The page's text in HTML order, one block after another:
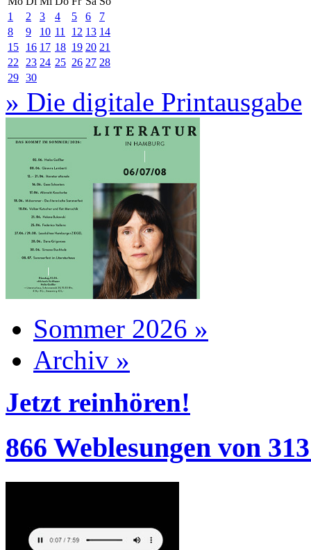
1
2 3 4 5 6
7
8
9 10 11 12 13 14
15
16 17 18 19 20 21
22
23 24 25 26 27 28
29 30
» Die digitale Printausgabe
Sommer 2026 »
Archiv »
Jetzt reinhören!
866 Weblesungen von